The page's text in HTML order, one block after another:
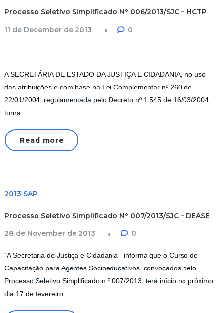
Processo Seletivo Simplificado Nº 006/2013/SJC – HCTP
11 de December de 2013
0
A SECRETÁRIA DE ESTADO DA JUSTIÇA E CIDADANIA, no uso
das atribuições e com base na Lei Complementar nº 260 de
22/01/2004, regulamentada pelo Decreto nº 1.545 de 16/03/2004,
torna…
Read more
2013 SAP
Processo Seletivo Simplificado Nº 007/2013/SJC – DEASE
28 de November de 2013
0
"A Secretaria de Justiça e Cidadania informa que o Curso de
Capacitação para Agentes Socioeducativos, convocados pelo
Processo Seletivo Simplificado n.º 007/2013, terá início no próximo
dia 17 de fevereiro…